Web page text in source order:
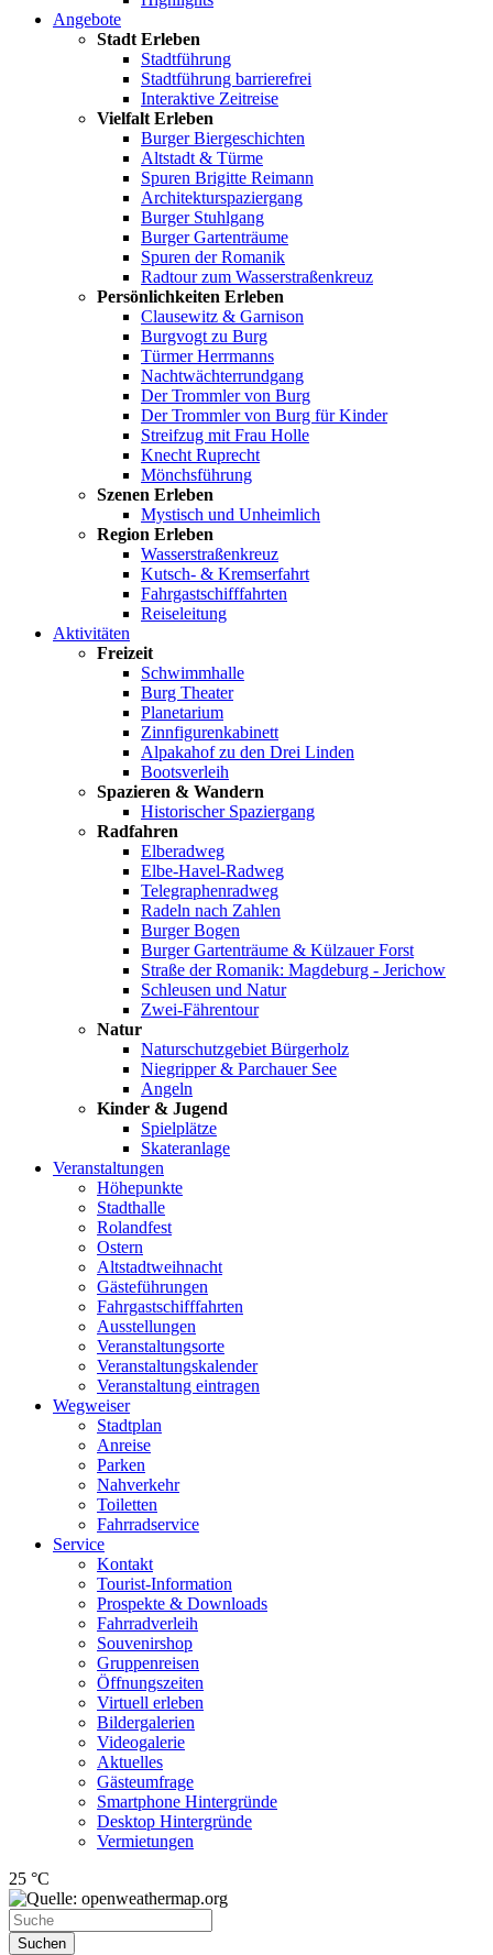
Angebote
Stadt Erleben
Stadtführung
Stadtführung barrierefrei
Interaktive Zeitreise
Vielfalt Erleben
Burger Biergeschichten
Altstadt & Türme
Spuren Brigitte Reimann
Architekturspaziergang
Burger Stuhlgang
Burger Gartenträume
Spuren der Romanik
Radtour zum Wasserstraßenkreuz
Persönlichkeiten Erleben
Clausewitz & Garnison
Burgvogt zu Burg
Türmer Herrmanns
Nachtwächterrundgang
Der Trommler von Burg
Der Trommler von Burg für Kinder
Streifzug mit Frau Holle
Knecht Ruprecht
Mönchsführung
Szenen Erleben
Mystisch und Unheimlich
Region Erleben
Wasserstraßenkreuz
Kutsch- & Kremserfahrt
Fahrgastschifffahrten
Reiseleitung
Aktivitäten
Freizeit
Schwimmhalle
Burg Theater
Planetarium
Zinnfigurenkabinett
Alpakahof zu den Drei Linden
Bootsverleih
Spazieren & Wandern
Historischer Spaziergang
Radfahren
Elberadweg
Elbe-Havel-Radweg
Telegraphenradweg
Radeln nach Zahlen
Burger Bogen
Burger Gartenträume & Külzauer Forst
Straße der Romanik: Magdeburg - Jerichow
Schleusen und Natur
Zwei-Fährentour
Natur
Naturschutzgebiet Bürgerholz
Niegripper & Parchauer See
Angeln
Kinder & Jugend
Spielplätze
Skateranlage
Veranstaltungen
Höhepunkte
Stadthalle
Rolandfest
Ostern
Altstadtweihnacht
Gästeführungen
Fahrgastschifffahrten
Ausstellungen
Veranstaltungsorte
Veranstaltungskalender
Veranstaltung eintragen
Wegweiser
Stadtplan
Anreise
Parken
Nahverkehr
Toiletten
Fahrradservice
Service
Kontakt
Tourist-Information
Prospekte & Downloads
Fahrradverleih
Souvenirshop
Gruppenreisen
Öffnungszeiten
Virtuell erleben
Bildergalerien
Videogalerie
Aktuelles
Gästeumfrage
Smartphone Hintergründe
Desktop Hintergründe
Vermietungen
25 °C
Suchen